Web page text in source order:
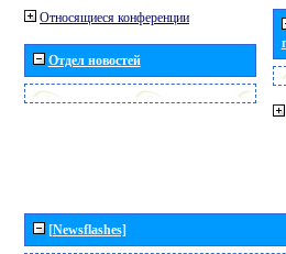
Относящиеся конференции
Отдел новостей
[Newsflashes]